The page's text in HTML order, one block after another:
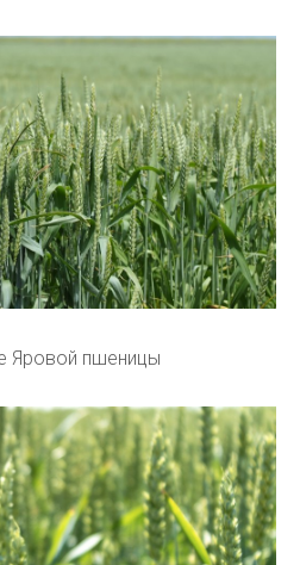
Яровой пшеницы